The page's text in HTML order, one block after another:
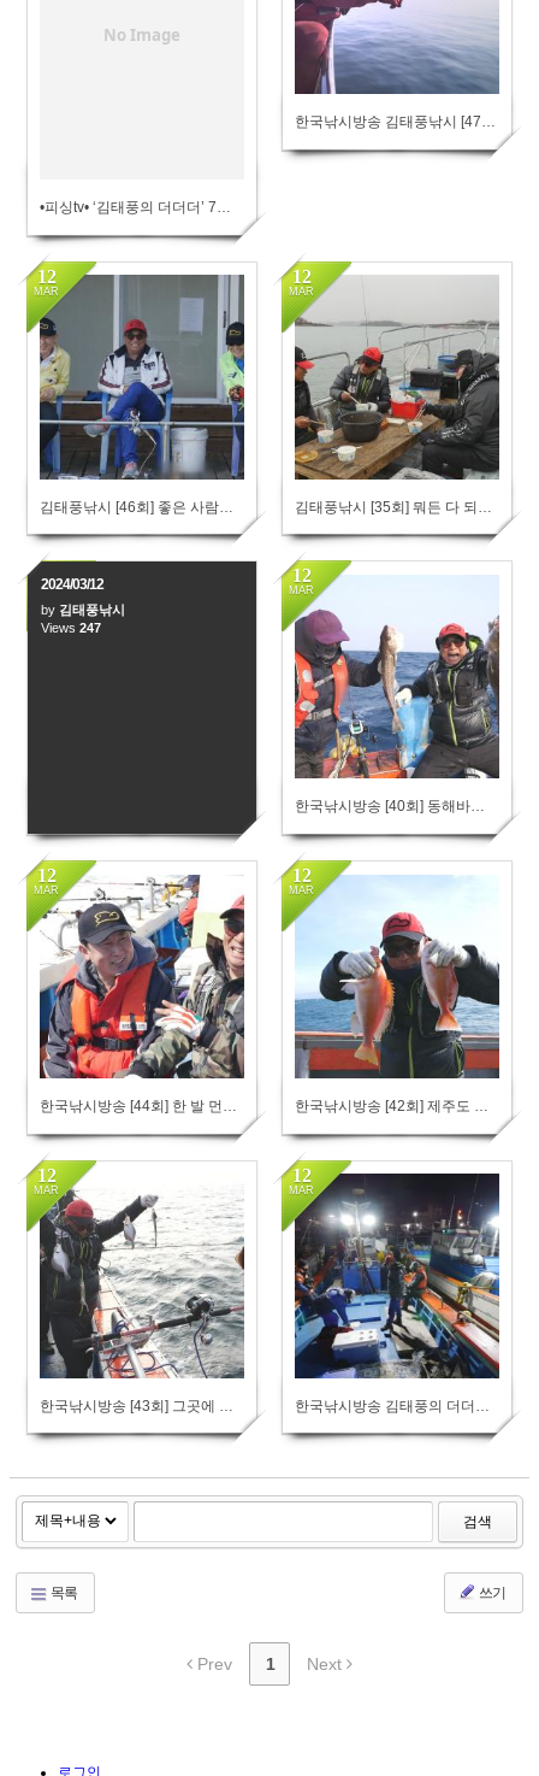
No Image
•피싱tv• ‘김태풍의 더더더’ 7회 [가수채서윤] & [가수편승엽] 우럭,광어 낚시방송
한국낚시방송 김태풍낚시 [47회] 영흥도에서 시작된 대물 광어
12
MAR
12
MAR
12
MAR
2024/03/12
by 김태풍낚시
Views247
한국낚시방송 [40회] 동해바다에서 대구 노는 곳 찾기
12
MAR
279
한국낚시방송 [44회] 한 발 먼저 우럭 마중하기
12
MAR
264
한국낚시방송 [42회] 제주도 푸른 바다 붉벤자리
12
MAR
12
MAR
237
12
MAR
312
검색
목록 쓰기
Prev 1 Next